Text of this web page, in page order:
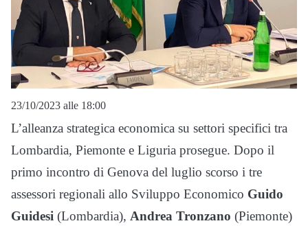
23/10/2023 alle 18:00
L’alleanza strategica economica su settori specifici tra
Lombardia, Piemonte e Liguria prosegue. Dopo il
primo incontro di Genova del luglio scorso i tre
assessori regionali allo Sviluppo Economico Guido
Guidesi (Lombardia), Andrea Tronzano (Piemonte)